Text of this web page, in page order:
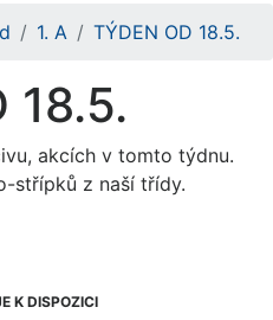
1. A TÝDEN OD 18.5.
18.5.
akcích v tomto týdnu.
střípků z naší třídy.
K DISPOZICI